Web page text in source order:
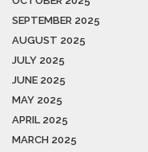
SEPTEMBER 2025
AUGUST 2025
JULY 2025
JUNE 2025
MAY 2025
APRIL 2025
MARCH 2025